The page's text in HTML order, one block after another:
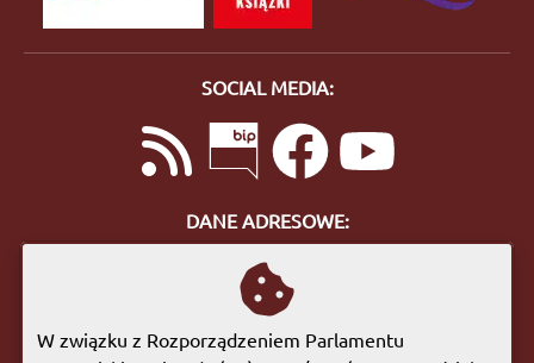
SOCIAL MEDIA:
DANE ADRESOWE:
ul. Bohaterów Getta 10
57-400 Nowa Ruda
tel. 74 872 46 96
biuro@biblioteka.nowaruda.pl
W związku z Rozporządzeniem Parlamentu